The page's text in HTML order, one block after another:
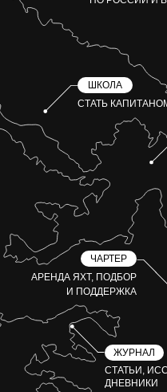
СТАТЬ
ШКОЛА
АРЕНДА ЯХТ, ПОДБОР
И ПОДДЕРЖКА
ЧАРТЕР
СТАТЬИ,
ДНЕВНИКИ
ЖУРНАЛ